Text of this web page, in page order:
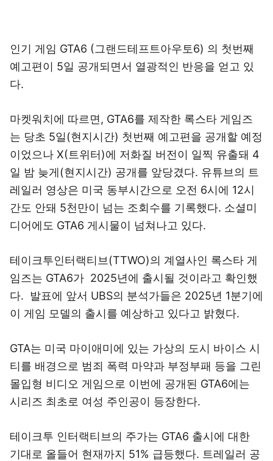
인기 게임 GTA6 (그랜드테프트아우토6) 의 첫번째
예고편이 5일 공개되면서 열광적인 반응을 얻고 있
다.
마켓워치에 따르면, GTA6를 제작한 록스타 게임즈
는 당초 5일(현지시간) 첫번째 예고편을 공개할 예정
이었으나 X(트위터)에 저화질 버전이 일찍 유출돼 4
일 밤 늦게(현지시간) 공개를 앞당겼다. 유튜브의 트
레일러 영상은 미국 동부시간으로 오전 6시에 12시
간도 안돼 5천만이 넘는 조회수를 기록했다. 소셜미
디어에도 GTA6 게시물이 넘쳐나고 있다.
테이크투인터랙티브(TTWO)의 계열사인 록스타 게
임즈는 GTA6가 2025년에 출시될 것이라고 확인했
다. 발표에 앞서 UBS의 분석가들은 2025년 1분기에
이 게임 모델의 출시를 예상하고 있다고 밝혔다.
GTA는 미국 마이애미에 있는 가상의 도시 바이스 시
티를 배경으로 범죄 폭력 마약과 부정부패 등을 그린
몰입형 비디오 게임으로 이번에 공개된 GTA6에는
시리즈 최초로 여성 주인공이 등장한다.
테이크투 인터랙티브의 주가는 GTA6 출시에 대한
기대로 올들어 현재까지 51% 급등했다. 트레일러 공